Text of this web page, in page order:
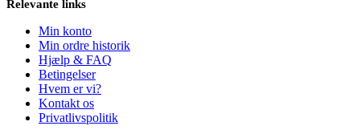
Relevante links
Min konto
Min ordre historik
Hjælp & FAQ
Betingelser
Hvem er vi?
Kontakt os
Privatlivspolitik